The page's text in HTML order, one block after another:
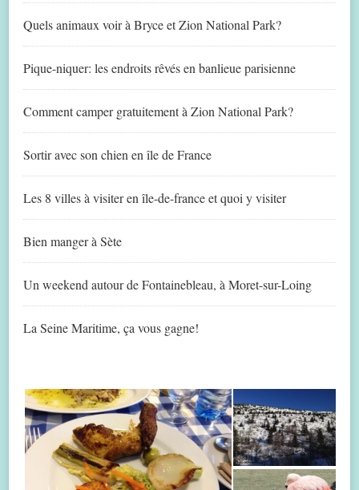
Quels animaux voir à Bryce et Zion National Park?
Pique-niquer: les endroits rêvés en banlieue parisienne
Comment camper gratuitement à Zion National Park?
Sortir avec son chien en île de France
Les 8 villes à visiter en île-de-france et quoi y visiter
Bien manger à Sète
Un weekend autour de Fontainebleau, à Moret-sur-Loing
La Seine Maritime, ça vous gagne!